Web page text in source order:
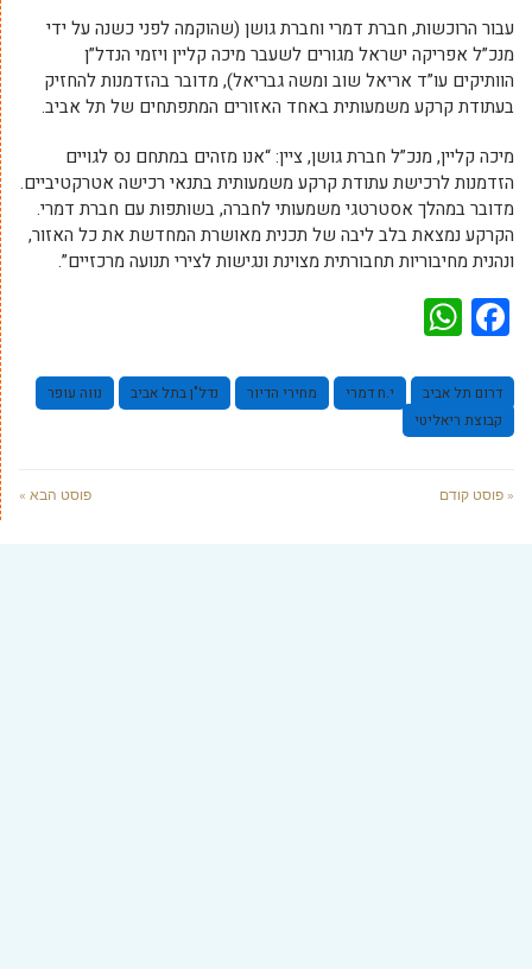
עבור הרוכשות, חברת דמרי וחברת גושן (שהוקמה לפני כשנה על ידי
מנכ”ל אפריקה ישראל מגורים לשעבר מיכה קליין ויזמי הנדל”ן
הוותיקים עו”ד אריאל שוב ומשה גבריאל), מדובר בהזדמנות להחזיק
בעתודת קרקע משמעותית באחד האזורים המתפתחים של תל אביב.
מיכה קליין, מנכ”ל חברת גושן, ציין: “אנו מזהים במתחם נס לגויים
הזדמנות לרכישת עתודת קרקע משמעותית בתנאי רכישה אטרקטיביים.
מדובר במהלך אסטרטגי משמעותי לחברה, בשותפות עם חברת דמרי.
הקרקע נמצאת בלב ליבה של תכנית מאושרת המחדשת את כל האזור,
ונהנית מחיבוריות תחבורתית מצוינת ונגישות לצירי תנועה מרכזיים”.
Facebook
דרום תל אביב י.ח דמרי מחירי הדיור נדל"ן בתל אביב
נווה עופר
קבוצת ריאליטי
« פוסט קודם פוסט הבא »